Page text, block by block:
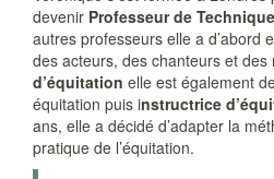
devenir Professeur de
autres professeurs elle a d’abord
des acteurs, des chanteurs et des
d’équitation elle est également
équitation puis instructrice
ans, elle a décidé d’adapter la
pratique de l’équitation.